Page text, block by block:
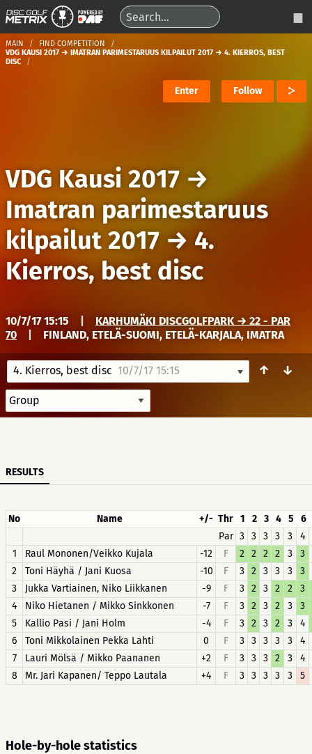
MAIN
FIND COMPETITION
VDG KAUSI 2017 → IMATRAN PARIMESTARUUS KILPAILUT 2017 → 4. KIERROS, BEST
DISC
Enter Follow
VDG Kausi 2017 →
Imatran parimestaruus
kilpailut 2017 → 4.
Kierros, best disc
10/7/17 15:15
KARHUMÄKI DISCGOLFPARK → 22 - PAR
70
FINLAND, ETELÄ-SUOMI, ETELÄ-KARJALA, IMATRA
4. Kierros, best disc 10/7/17 15:15 ↑ ↓
RESULTS
No Name +/- Thr 1 2 3 4 5 6
Par 3 3 3 3 3
4
1
Raul Mononen/Veikko Kujala -12 F 2 2 2 2 3
3
2
Toni Häyhä / Jani Kuosa -10 F 3 2 3 3 3
3
3
Jukka Vartiainen, Niko Liikkanen -9 F 3 2 3 2 2
3
4
Niko Hietanen / Mikko Sinkkonen -7 F 3 2 3 2 3
3
5
Kallio Pasi / Jani Holm -4 F 3 2 3 2 3
4
6
Toni Mikkolainen Pekka Lahti 0 F 3 3 3 3 3
4
7
Lauri Mölsä / Mikko Paananen +2 F 3 3 3 2 3
4
8
Mr. Jari Kapanen/ Teppo Lautala +4 F 3 3 3 3 3 5
Hole-by-hole statistics